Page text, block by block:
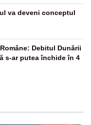
va deveni conceptul
Debitul Dunării
s-ar putea închide în 4